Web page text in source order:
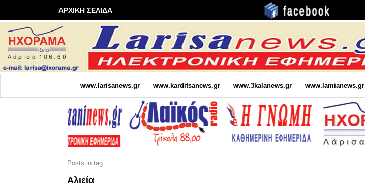
ΑΡΧΙΚΗ ΣΕΛΙΔΑ
www.larisanews.gr www.karditsanews.gr www.3kalanews.gr www.lamianews.gr
Posts in tag
Αλιεία